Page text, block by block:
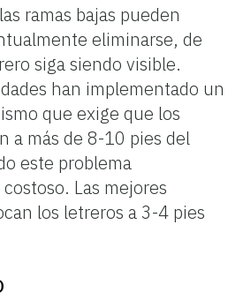
ramas bajas pueden
eliminarse, de
siga siendo visible.
han implementado un
que exige que los
a más de 8-10 pies del
este problema
Las mejores
los letreros a 3-4 pies